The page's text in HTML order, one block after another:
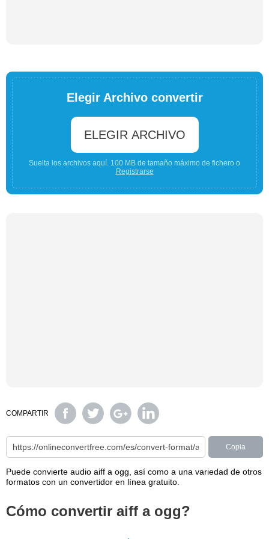
Elegir Archivo convertir
ELEGIR ARCHIVO
Suelta los archivos aquí. 100 MB de tamaño máximo de fichero o
Registrarse
COMPARTIR
Copia
Puede convierte audio aiff a ogg, así como a una variedad de otros
formatos con un convertidor en línea gratuito.
Cómo convertir aiff a ogg?